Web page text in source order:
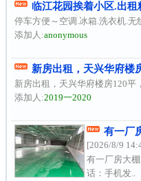
临江花园挨着小区.出租
停车方便～空调.冰箱.洗衣机.
添加人:anonymous
新房出租，天兴华府楼
新房出租，天兴华府楼房120
添加人:2019一2020
有一厂
[2026/8/9
有一厂房大
话：手机发..